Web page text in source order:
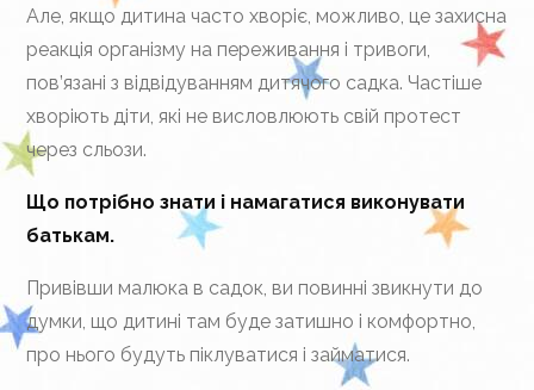
Але, якщо дитина часто хворіє, можливо, це захисна
реакція організму на переживання і тривоги,
пов’язані з відвідуванням дитячого садка. Частіше
хворіють діти, які не висловлюють свій протест
через сльози.
Що потрібно знати і намагатися виконувати
батькам.
Привівши малюка в садок, ви повинні звикнути до
думки, що дитині там буде затишно і комфортно,
про нього будуть піклуватися і займатися.